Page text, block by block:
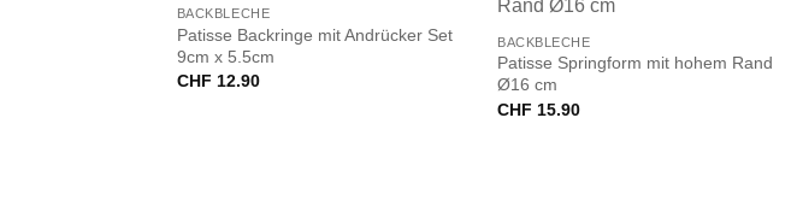
NICHT VORRÄTIG
BACKBLECHE
Patisse Backringe mit Andrücker Set
9cm x 5.5cm
CHF 12.90
BACKBLECHE
Patisse Springform mit hohem Rand
Ø16 cm
CHF 15.90